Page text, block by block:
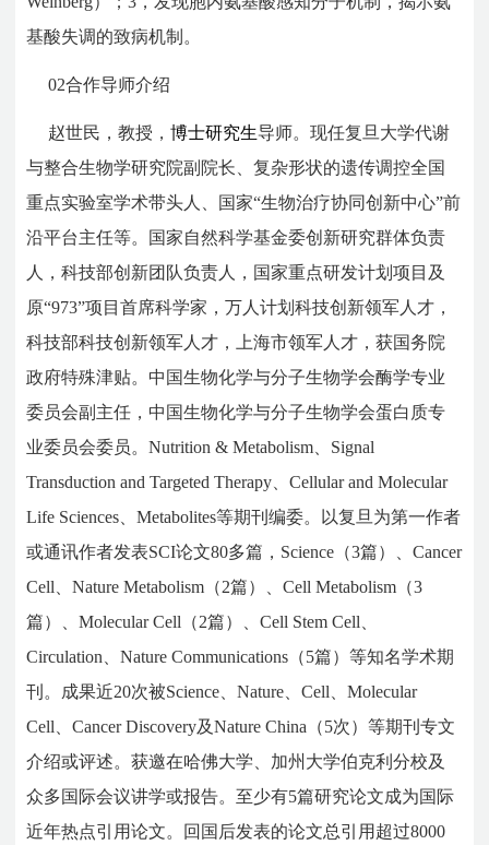
基酸失调的致病机制。
02合作导师介绍
赵世民，教授，博士研究生导师。现任复旦大学代谢
与整合生物学研究院副院长、复杂形状的遗传调控全国
重点实验室学术带头人、国家“生物治疗协同创新中心”前
沿平台主任等。国家自然科学基金委创新研究群体负责
人，科技部创新团队负责人，国家重点研发计划项目及
原“973”项目首席科学家，万人计划科技创新领军人才，
科技部科技创新领军人才，上海市领军人才，获国务院
政府特殊津贴。中国生物化学与分子生物学会酶学专业
委员会副主任，中国生物化学与分子生物学会蛋白质专
业委员会委员。Nutrition & Metabolism、Signal
Transduction and Targeted Therapy、Cellular and Molecular
Life Sciences、Metabolites等期刊编委。以复旦为第一作者
或通讯作者发表SCI论文80多篇，Science（3篇）、Cancer
Cell、Nature Metabolism（2篇）、Cell Metabolism（3
篇）、Molecular Cell（2篇）、Cell Stem Cell、
Circulation、Nature Communications（5篇）等知名学术期
刊。成果近20次被Science、Nature、Cell、Molecular
Cell、Cancer Discovery及Nature China（5次）等期刊专文
介绍或评述。获邀在哈佛大学、加州大学伯克利分校及
众多国际会议讲学或报告。至少有5篇研究论文成为国际
近年热点引用论文。回国后发表的论文总引用超过8000